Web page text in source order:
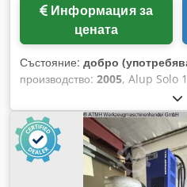
Информация за
цената
Състояние: добро
производство: 2005, Alup Solo
Напълно автоматизирана,
свързана и окабелена
едностъпален с маслено
шумоизолиран, с честотно
Apboha Краен натиск: 13,00
11,00 kW Дебит: 0,39 - 1,94